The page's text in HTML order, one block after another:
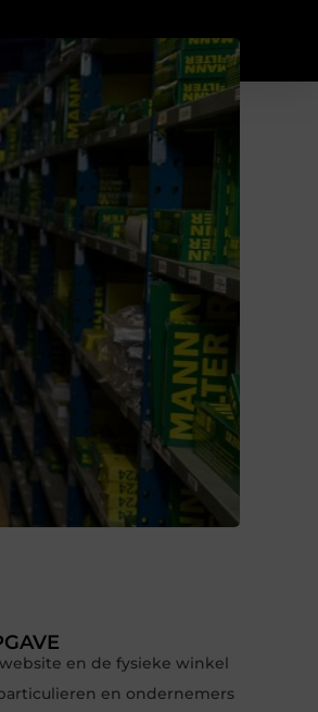
en de fysieke winkel
en ondernemers